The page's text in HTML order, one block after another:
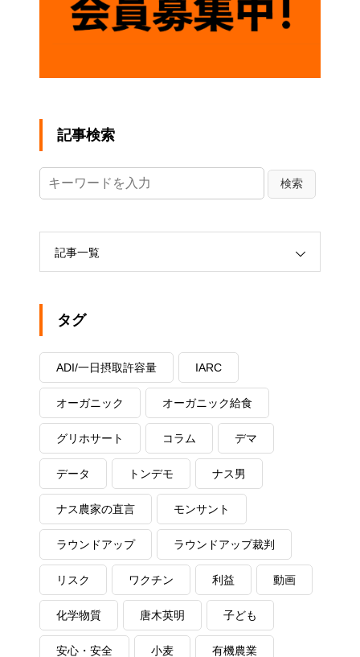
記事検索
記事一覧
タグ
ADI/一日摂取許容量 IARC
オーガニック オーガニック給食
グリホサート コラム デマ
データ トンデモ ナス男
ナス農家の直言 モンサント
ラウンドアップ ラウンドアップ裁判
リスク ワクチン 利益 動画
化学物質 唐木英明 子ども
安心・安全 小麦 有機農業